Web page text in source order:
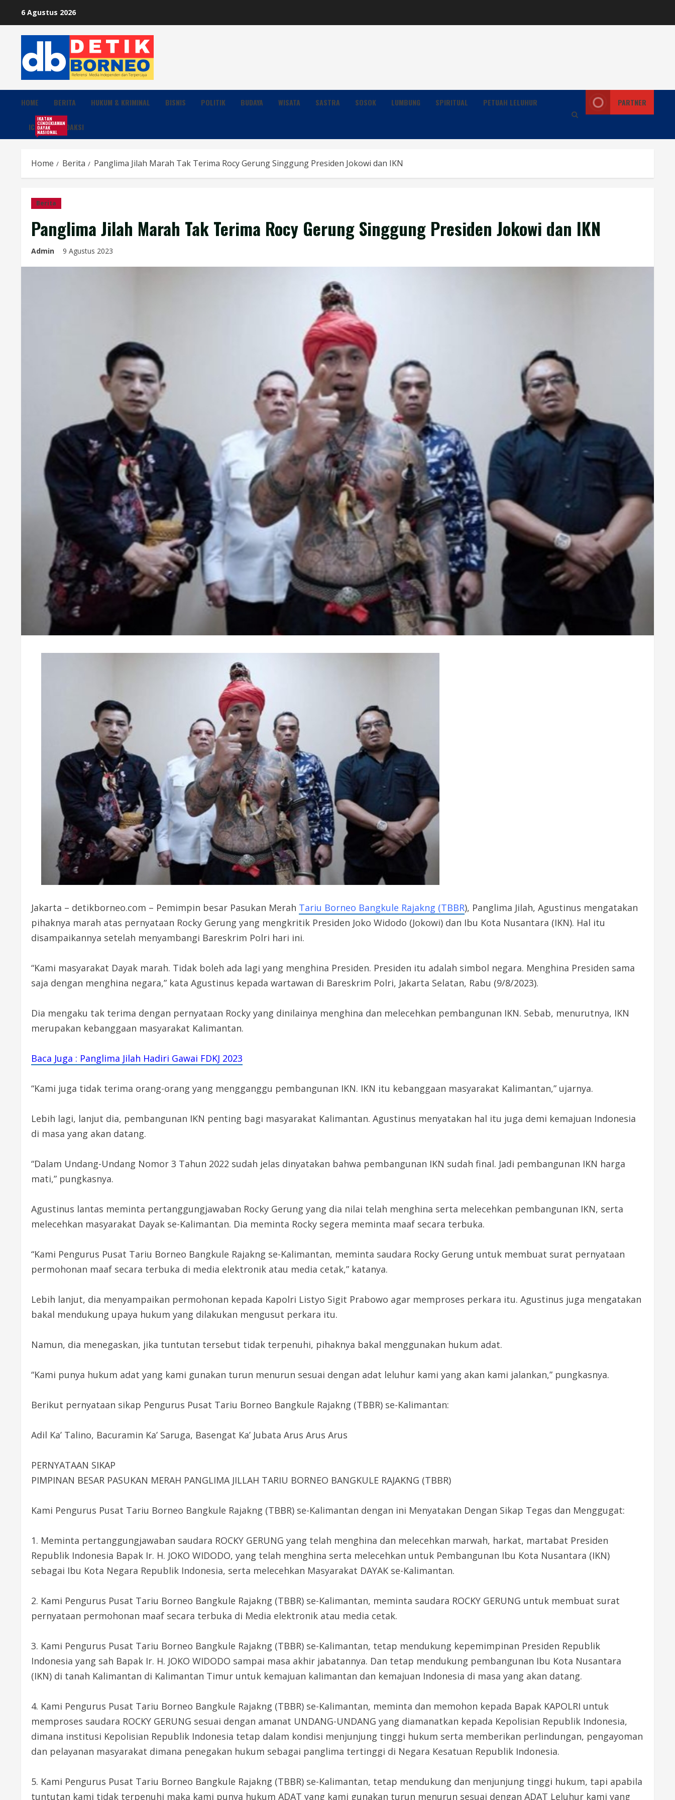
content
6 Agustus 2026
HOME BERITA HUKUM & KRIMINAL BISNIS POLITIK BUDAYA WISATA SASTRA SOSOK LUMBUNG SPIRITUAL PETUAH LELUHUR
ICDN
IKATAN
CENDEKIAWAN
DAYAK
NASIONALREDAKSI
PARTNER
Home Berita Panglima Jilah Marah Tak Terima Rocy Gerung Singgung Presiden Jokowi dan IKN
Berita
Panglima Jilah Marah Tak Terima Rocy Gerung Singgung Presiden Jokowi dan IKN
Admin 9 Agustus 2023
Jakarta – detikborneo.com – Pemimpin besar Pasukan Merah Tariu Borneo Bangkule Rajakng (TBBR), Panglima Jilah, Agustinus mengatakan
pihaknya marah atas pernyataan Rocky Gerung yang mengkritik Presiden Joko Widodo (Jokowi) dan Ibu Kota Nusantara (IKN). Hal itu
disampaikannya setelah menyambangi Bareskrim Polri hari ini.
“Kami masyarakat Dayak marah. Tidak boleh ada lagi yang menghina Presiden. Presiden itu adalah simbol negara. Menghina Presiden sama
saja dengan menghina negara,” kata Agustinus kepada wartawan di Bareskrim Polri, Jakarta Selatan, Rabu (9/8/2023).
Dia mengaku tak terima dengan pernyataan Rocky yang dinilainya menghina dan melecehkan pembangunan IKN. Sebab, menurutnya, IKN
merupakan kebanggaan masyarakat Kalimantan.
Baca Juga : Panglima Jilah Hadiri Gawai FDKJ 2023
“Kami juga tidak terima orang-orang yang mengganggu pembangunan IKN. IKN itu kebanggaan masyarakat Kalimantan,” ujarnya.
Lebih lagi, lanjut dia, pembangunan IKN penting bagi masyarakat Kalimantan. Agustinus menyatakan hal itu juga demi kemajuan Indonesia
di masa yang akan datang.
“Dalam Undang-Undang Nomor 3 Tahun 2022 sudah jelas dinyatakan bahwa pembangunan IKN sudah final. Jadi pembangunan IKN harga
mati,” pungkasnya.
Agustinus lantas meminta pertanggungjawaban Rocky Gerung yang dia nilai telah menghina serta melecehkan pembangunan IKN, serta
melecehkan masyarakat Dayak se-Kalimantan. Dia meminta Rocky segera meminta maaf secara terbuka.
“Kami Pengurus Pusat Tariu Borneo Bangkule Rajakng se-Kalimantan, meminta saudara Rocky Gerung untuk membuat surat pernyataan
permohonan maaf secara terbuka di media elektronik atau media cetak,” katanya.
Lebih lanjut, dia menyampaikan permohonan kepada Kapolri Listyo Sigit Prabowo agar memproses perkara itu. Agustinus juga mengatakan
bakal mendukung upaya hukum yang dilakukan mengusut perkara itu.
Namun, dia menegaskan, jika tuntutan tersebut tidak terpenuhi, pihaknya bakal menggunakan hukum adat.
“Kami punya hukum adat yang kami gunakan turun menurun sesuai dengan adat leluhur kami yang akan kami jalankan,” pungkasnya.
Berikut pernyataan sikap Pengurus Pusat Tariu Borneo Bangkule Rajakng (TBBR) se-Kalimantan:
Adil Ka’ Talino, Bacuramin Ka’ Saruga, Basengat Ka’ Jubata Arus Arus Arus
PERNYATAAN SIKAP
PIMPINAN BESAR PASUKAN MERAH PANGLIMA JILLAH TARIU BORNEO BANGKULE RAJAKNG (TBBR)
Kami Pengurus Pusat Tariu Borneo Bangkule Rajakng (TBBR) se-Kalimantan dengan ini Menyatakan Dengan Sikap Tegas dan Menggugat:
1. Meminta pertanggungjawaban saudara ROCKY GERUNG yang telah menghina dan melecehkan marwah, harkat, martabat Presiden
Republik Indonesia Bapak Ir. H. JOKO WIDODO, yang telah menghina serta melecehkan untuk Pembangunan Ibu Kota Nusantara (IKN)
sebagai Ibu Kota Negara Republik Indonesia, serta melecehkan Masyarakat DAYAK se-Kalimantan.
2. Kami Pengurus Pusat Tariu Borneo Bangkule Rajakng (TBBR) se-Kalimantan, meminta saudara ROCKY GERUNG untuk membuat surat
pernyataan permohonan maaf secara terbuka di Media elektronik atau media cetak.
3. Kami Pengurus Pusat Tariu Borneo Bangkule Rajakng (TBBR) se-Kalimantan, tetap mendukung kepemimpinan Presiden Republik
Indonesia yang sah Bapak Ir. H. JOKO WIDODO sampai masa akhir jabatannya. Dan tetap mendukung pembangunan Ibu Kota Nusantara
(IKN) di tanah Kalimantan di Kalimantan Timur untuk kemajuan kalimantan dan kemajuan Indonesia di masa yang akan datang.
4. Kami Pengurus Pusat Tariu Borneo Bangkule Rajakng (TBBR) se-Kalimantan, meminta dan memohon kepada Bapak KAPOLRI untuk
memproses saudara ROCKY GERUNG sesuai dengan amanat UNDANG-UNDANG yang diamanatkan kepada Kepolisian Republik Indonesia,
dimana institusi Kepolisian Republik Indonesia tetap dalam kondisi menjunjung tinggi hukum serta memberikan perlindungan, pengayoman
dan pelayanan masyarakat dimana penegakan hukum sebagai panglima tertinggi di Negara Kesatuan Republik Indonesia.
5. Kami Pengurus Pusat Tariu Borneo Bangkule Rajakng (TBBR) se-Kalimantan, tetap mendukung dan menjunjung tinggi hukum, tapi apabila
tuntutan kami tidak terpenuhi maka kami punya hukum ADAT yang kami gunakan turun menurun sesuai dengan ADAT Leluhur kami yang